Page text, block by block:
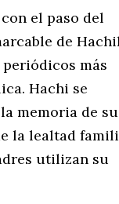
el paso del
de
más
Hachi se
memoria de su
la lealtad
utilizan su